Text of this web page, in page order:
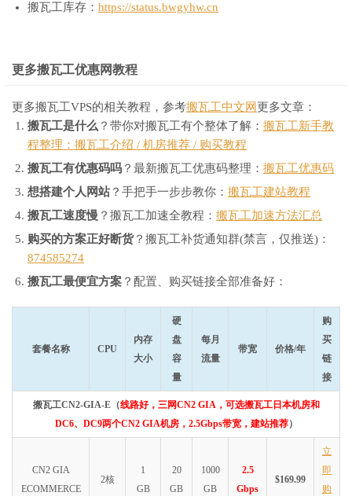
搬瓦工库存： https://status.bwgyhw.cn
更多搬瓦工优惠网教程
更多搬瓦工VPS的相关教程，参考搬瓦工中文网 更多文章：
搬瓦工是什么 ？带你对搬瓦工有个整体了解： 搬瓦工新手教
程整理：搬瓦工介绍 / 机房推荐 / 购买教程
搬瓦工有优惠码吗 ？最新搬瓦工优惠码整理： 搬瓦工优惠码
想搭建个人网站？手把手一步步教你： 搬瓦工建站教程
搬瓦工速度慢 ？搬瓦工加速全教程： 搬瓦工加速方法汇总
购买的方案正好断货？搬瓦工补货通知群(禁言，仅推送)：
874585274
搬瓦工最便宜方案 ？配置、购买链接全部准备好：
套餐名称 CPU
内存
大小
硬
盘
容
量
每月
流量
带宽 价格/年
购
买
链
接
搬瓦工CN2-GIA-E（线路好，三网CN2 GIA，可选搬瓦工日本机房和
DC6、DC9两个CN2 GIA机房，2.5Gbps带宽，建站推荐）
CN2 GIA
ECOMMERCE
2核
1
GB
20
GB
1000
GB
2.5
Gbps
$169.99
立
即
购